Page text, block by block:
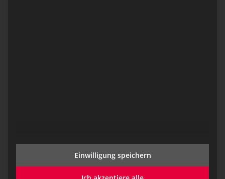
eurofunk als feuerwehr­
freundlicher Arbeitgeber geehrt!
Einwilligung speichern